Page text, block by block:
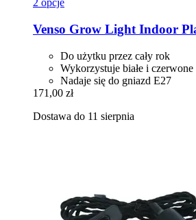
2 opcje
Venso Grow Light Indoor
Do użytku przez cały rok
Wykorzystuje białe i
Nadaje się do gniazd E27
171,00 zł
Dostawa do 11 sierpnia